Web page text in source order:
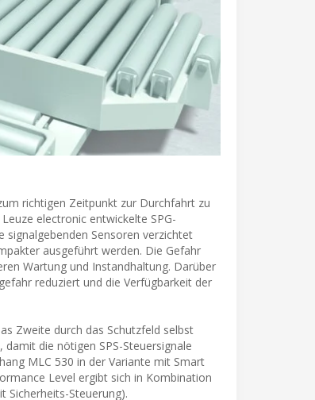
richtigen Zeitpunkt zur Durchfahrt zu
electronic entwickelte SPG-
Sensoren verzichtet
ausgeführt werden. Die Gefahr
Wartung und Instandhaltung. Darüber
reduziert und die Verfügbarkeit der
Zweite durch das Schutzfeld selbst
die nötigen SPS-Steuersignale
MLC 530 in der Variante mit Smart
Level ergibt sich in Kombination
Sicherheits-Steuerung).